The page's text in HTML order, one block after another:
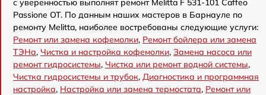
с уверенностью выполнят ремонт Melitta F 531-101 Caffeo
Passione OT. По данным наших мастеров в Барнауле по
ремонту Melitta, наиболее востребованы следующие услуги:
Ремонт или замена кофемолки, Ремонт бойлера или замена
ТЭНа, Чистка и настройка кофемолки, Замена насоса или
ремонт гидросистемы, Чистка или ремонт водной системы,
Чистка гидросистемы и трубок, Диагностика и программная
настройка, Настройка или замена термостата, Ремонт или